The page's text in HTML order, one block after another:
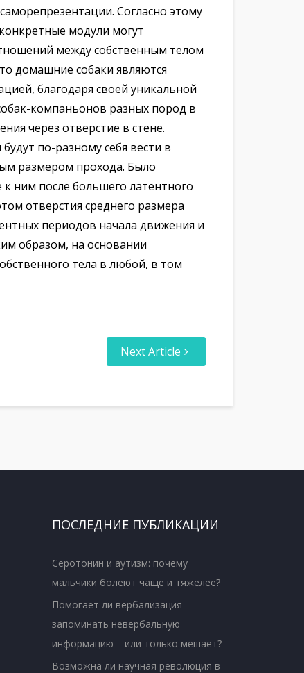
Согласно этому
модули могут
между собственным телом
домашние собаки являются
благодаря своей уникальной
компаньонов разных пород в
через отверстие в стене.
по-разному себя вести в
размером прохода. Было
ним после большего латентного
отверстия среднего размера
периодов начала движения и
образом, на основании
тела в любой, в том
Next Article
ПОСЛЕДНИЕ ПУБЛИКАЦИИ
Серотонин и аутизм: почему
мальчики болеют чаще и тяжелее?
Помогает ли вербализация
запоминать невербальную
информацию – или только мешает?
Возможна ли научная революция в